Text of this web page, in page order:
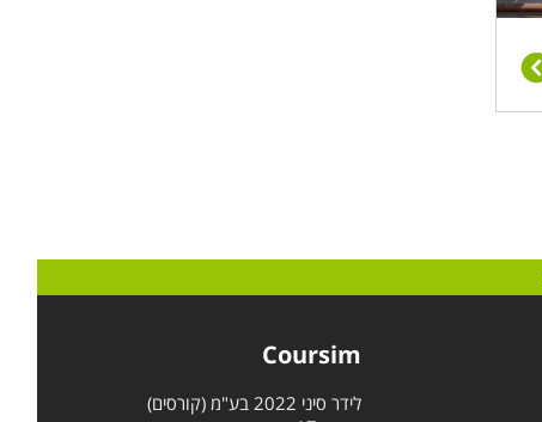
Coursim
לידר סיני 2022 בע"מ (קורסים)